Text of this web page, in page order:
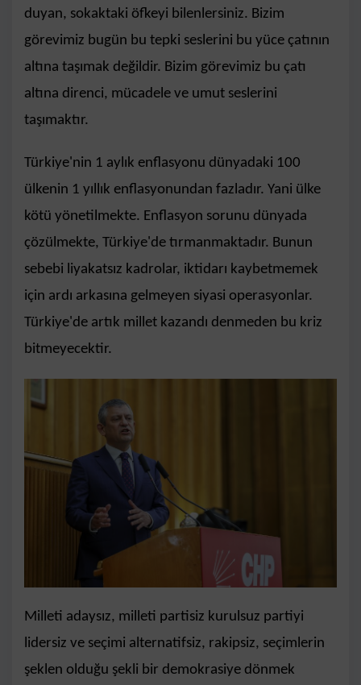
duyan, sokaktaki öfkeyi bilenlersiniz. Bizim
görevimiz bugün bu tepki seslerini bu yüce çatının
altına taşımak değildir. Bizim görevimiz bu çatı
altına direnci, mücadele ve umut seslerini
taşımaktır.
Türkiye'nin 1 aylık enflasyonu dünyadaki 100
ülkenin 1 yıllık enflasyonundan fazladır. Yani ülke
kötü yönetilmekte. Enflasyon sorunu dünyada
çözülmekte, Türkiye'de tırmanmaktadır. Bunun
sebebi liyakatsız kadrolar, iktidarı kaybetmemek
için ardı arkasına gelmeyen siyasi operasyonlar.
Türkiye'de artık millet kazandı denmeden bu kriz
bitmeyecektir.
Milleti adaysız, milleti partisiz kurulsuz partiyi
lidersiz ve seçimi alternatifsiz, rakipsiz, seçimlerin
şeklen olduğu şekli bir demokrasiye dönmek